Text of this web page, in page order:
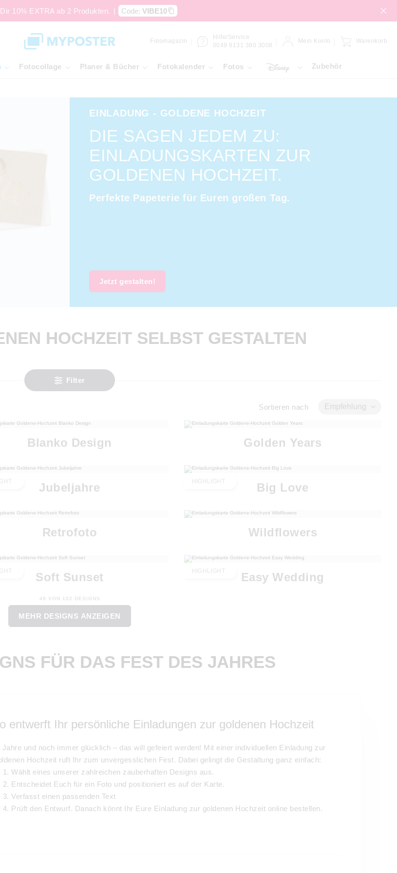
10% EXTRA ab 2 Produkten. | Code: VIBE10
Fotomagazin
Hilfe/Service
0049 8131 380 3008
Mein Konto Warenkorb
Fotocollage Planer & Bücher Fotokalender Fotos Zubehör
EINLADUNG - GOLDENE HOCHZEIT
DIE SAGEN JEDEM ZU:
EINLADUNGSKARTEN ZUR
GOLDENEN HOCHZEIT.
Perfekte Papeterie für Euren großen Tag.
Jetzt gestalten!
HOCHZEIT SELBST GESTALTEN
Filter
Sortieren nach Empfehlung
Blanko Design Golden Years
Jubeljahre HIGHLIGHT Big Love
Retrofoto Wildflowers
Soft Sunset HIGHLIGHT Easy Wedding
48 VON 102 DESIGNS
MEHR DESIGNS ANZEIGEN
FÜR DAS FEST DES JAHRES
entwerft Ihr persönliche Einladungen zur goldenen Hochzeit
Jahre und noch immer glücklich – das will gefeiert werden! Mit einer individuellen Einladung zur
Hochzeit ruft Ihr zum unvergesslichen Fest. Dabei gelingt die Gestaltung ganz einfach:
Wählt eines unserer zahlreichen zauberhaften Designs aus.
Entscheidet Euch für ein Foto und positioniert es auf der Karte.
Verfasst einen passenden Text
Prüft den Entwurf. Danach könnt Ihr Eure Einladung zur goldenen Hochzeit online bestellen.